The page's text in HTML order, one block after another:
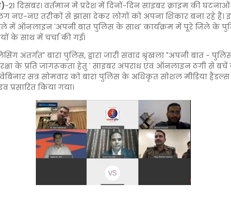
-21 दिसंबर। वर्तमान में प्रदेश में दिनों-दिन साइबर क्राइम की घटनाओं
ठग नए-नए तरीकों से झांसा देकर लोगों को अपना शिकार बना रहे हैं।
में ऑनलाइन 'अपनी बात पुलिस के साथ' कार्यक्रम में पूरे जिले के
के साथ में चर्चा की गई।
अंतर्गत" बारां पुलिस, द्वारा जारी संवाद श्रृंखला "अपनी बात -
के प्रति जागरूकता हेतु ' साइबर अपराध एवं ऑनलाइन ठगी से
सत्र सोमवार को बारां पुलिस के अधिकृत सोशल मीडिया
प्रसारित किया गया।